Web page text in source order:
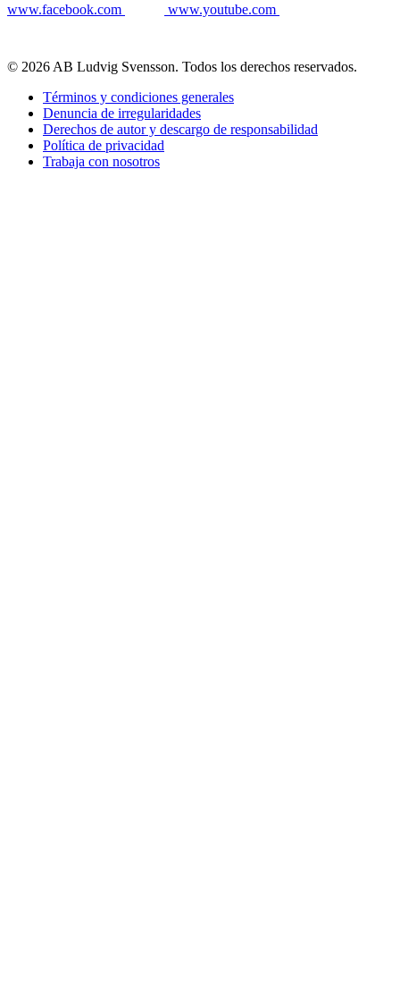
www.facebook.com www.youtube.com
© 2026 AB Ludvig Svensson. Todos los derechos reservados.
Términos y condiciones generales
Denuncia de irregularidades
Derechos de autor y descargo de responsabilidad
Política de privacidad
Trabaja con nosotros